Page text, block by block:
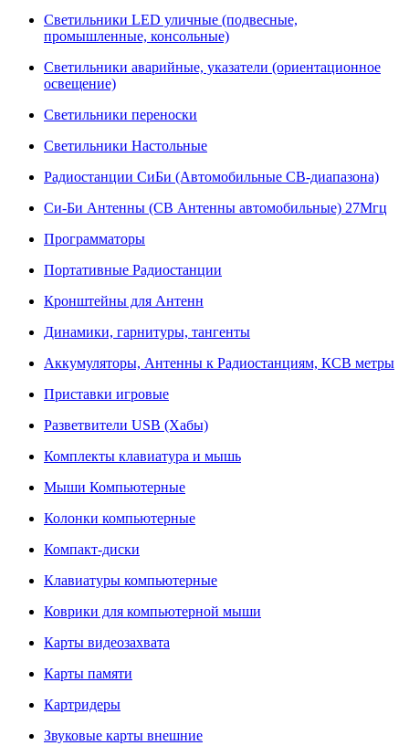
Светильники LED уличные (подвесные,
промышленные, консольные)
Светильники аварийные, указатели (ориентационное
освещение)
Светильники переноски
Светильники Настольные
Радиостанции СиБи (Автомобильные СВ-диапазона)
Си-Би Антенны (СВ Антенны автомобильные) 27Мгц
Программаторы
Портативные Радиостанции
Кронштейны для Антенн
Динамики, гарнитуры, тангенты
Аккумуляторы, Антенны к Радиостанциям, КСВ метры
Приставки игровые
Разветвители USB (Хабы)
Комплекты клавиатура и мышь
Мыши Компьютерные
Колонки компьютерные
Компакт-диски
Клавиатуры компьютерные
Коврики для компьютерной мыши
Карты видеозахвата
Карты памяти
Картридеры
Звуковые карты внешние